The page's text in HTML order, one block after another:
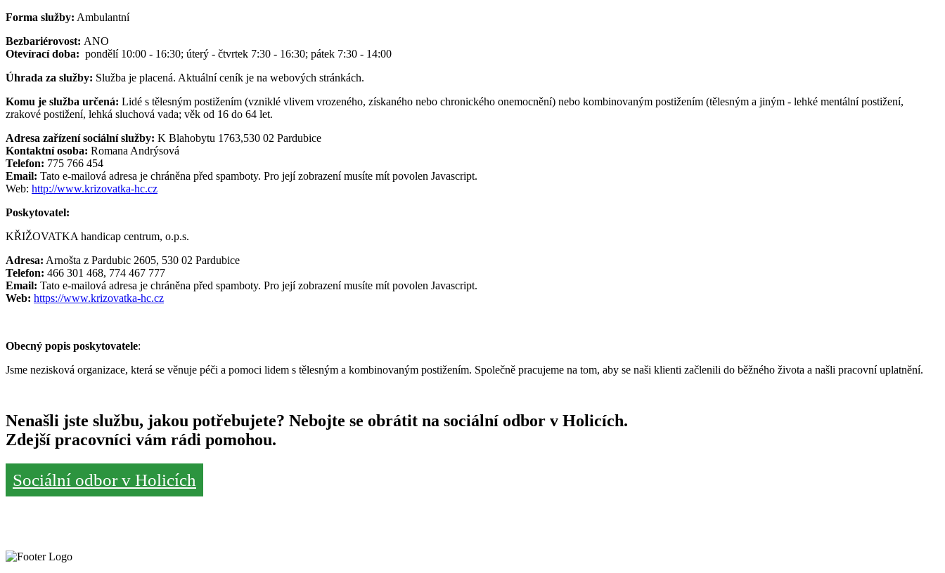
Forma služby: Ambulantní
Bezbariérovost: ANO
Otevírací doba: pondělí 10:00 - 16:30; úterý - čtvrtek 7:30 - 16:30; pátek 7:30 - 14:00
Úhrada za služby: Služba je placená. Aktuální ceník je na webových stránkách.
Komu je služba určená: Lidé s tělesným postižením (vzniklé vlivem vrozeného, získaného nebo chronického onemocnění) nebo kombinovaným postižením (tělesným a jiným - lehké mentální postižení,
zrakové postižení, lehká sluchová vada; věk od 16 do 64 let.
Adresa zařízení sociální služby: K Blahobytu 1763,530 02 Pardubice
Kontaktní osoba: Romana Andrýsová
Telefon: 775 766 454
Email: Tato e-mailová adresa je chráněna před spamboty. Pro její zobrazení musíte mít povolen Javascript.
Web: http://www.krizovatka-hc.cz
Poskytovatel:
KŘIŽOVATKA handicap centrum, o.p.s.
Adresa: Arnošta z Pardubic 2605, 530 02 Pardubice
Telefon: 466 301 468, 774 467 777
Email: Tato e-mailová adresa je chráněna před spamboty. Pro její zobrazení musíte mít povolen Javascript.
Web: https://www.krizovatka-hc.cz
Obecný popis poskytovatele:
Jsme nezisková organizace, která se věnuje péči a pomoci lidem s tělesným a kombinovaným postižením. Společně pracujeme na tom, aby se naši klienti začlenili do běžného života a našli pracovní uplatnění.
Nenašli jste službu, jakou potřebujete? Nebojte se obrátit na sociální odbor v Holicích.
Zdejší pracovníci vám rádi pomohou.
Sociální odbor v Holicích